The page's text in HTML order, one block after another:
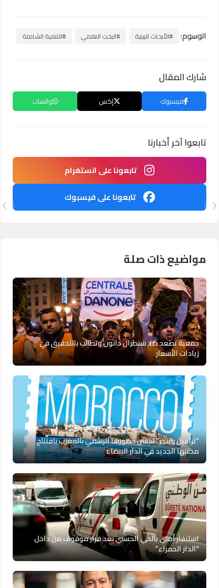
الوسوم: #الأبحاث البينية #البحث العلمي #التنمية الشاملة
شارك المقال
فيسبوك إكس واتساب
تابعوا آخر أخبارنا
تابعونا على انستغرام
تابعونا على فيسبوك
مواضيع ذات صلة
جمعية تصعد ضد سنطرال دانون وتطالب بالتحقيق في
زيادات الأسعار
“ترافيل وينجز” تدشن حضورها الرسمي بالمغرب بافتتاح
مكتبها الجديد في الدار البيضاء
استنفار أمني بالحي الحسني بعد فرار موقوف من داخل
“الدار الحمراء”